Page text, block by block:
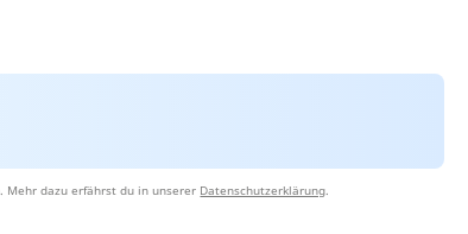
Mehr dazu erfährst du in unserer Datenschutzerklärung